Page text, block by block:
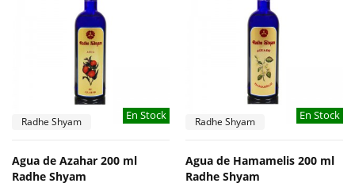
En Stock
Radhe Shyam
Agua de Azahar 200 ml
Radhe Shyam
En Stock
Radhe Shyam
Agua de Hamamelis 200 ml
Radhe Shyam